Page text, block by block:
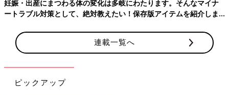
妊娠・出産にまつわる体の変化は多岐にわたります。そんなマイナ
ートラブル対策として、絶対教えたい！保存版アイテムを紹介しま
連載一覧へ
ピックアップ